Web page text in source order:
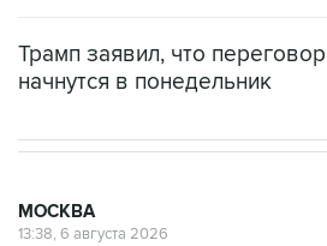
Трамп заявил, что
начнутся в понедельник
МОСКВА
13:38, 6 августа 2026